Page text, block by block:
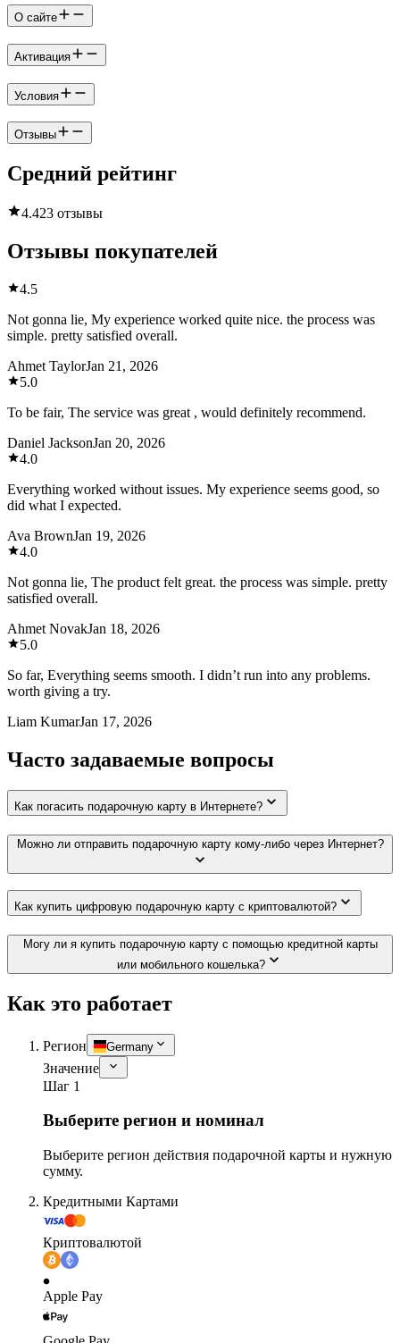
О сайте
Активация
Условия
Отзывы
Средний рейтинг
4.423 отзывы
Отзывы покупателей
4.5
Not gonna lie, My experience worked quite nice. the process was
simple. pretty satisfied overall.
Ahmet TaylorJan 21, 2026
5.0
To be fair, The service was great , would definitely recommend.
Daniel JacksonJan 20, 2026
4.0
Everything worked without issues. My experience seems good, so
did what I expected.
Ava BrownJan 19, 2026
4.0
Not gonna lie, The product felt great. the process was simple. pretty
satisfied overall.
Ahmet NovakJan 18, 2026
5.0
So far, Everything seems smooth. I didn’t run into any problems.
worth giving a try.
Liam KumarJan 17, 2026
Часто задаваемые вопросы
Как погасить подарочную карту в Интернете?
Можно ли отправить подарочную карту кому-либо через Интернет?
Как купить цифровую подарочную карту с криптовалютой?
Могу ли я купить подарочную карту с помощью кредитной карты
или мобильного кошелька?
Как это работает
Регион Germany
Значение
Шаг 1
Выберите регион и номинал
Выберите регион действия подарочной карты и нужную
сумму.
Кредитными Картами
Криптовалютой
Apple Pay